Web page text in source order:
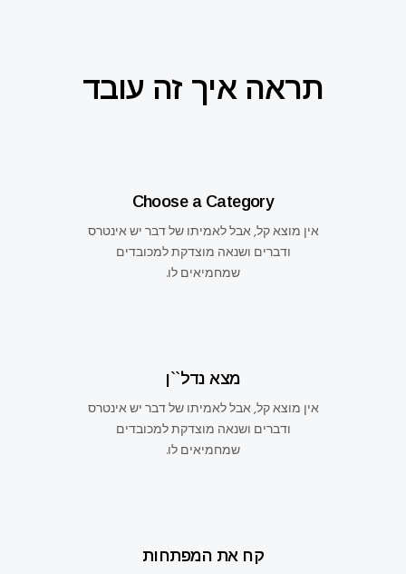
תראה איך זה עובד
Choose a Category
אין מוצא קל, אבל לאמיתו של דבר יש אינטרס
ודברים ושנאה מוצדקת למכובדים
שמחמיאים לו.
מצא נדל``ן
אין מוצא קל, אבל לאמיתו של דבר יש אינטרס
ודברים ושנאה מוצדקת למכובדים
שמחמיאים לו.
קח את המפתחות